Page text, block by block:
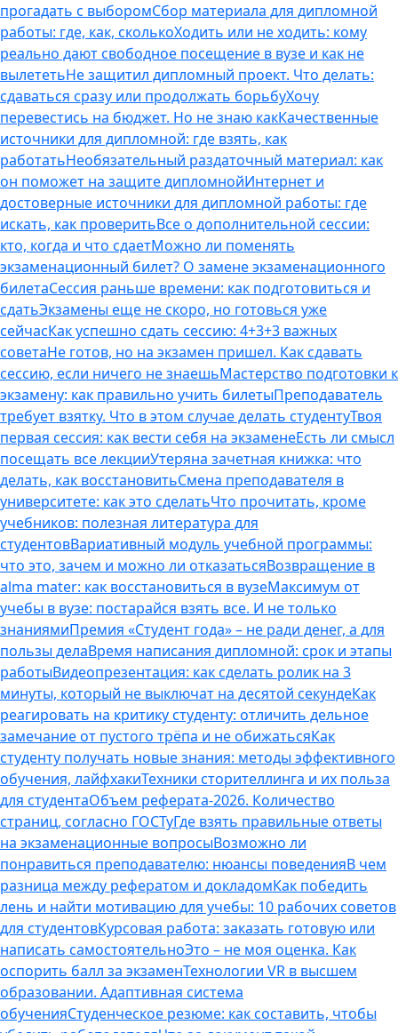
прогадать с выборомСбор материала для дипломной
работы: где, как, сколькоХодить или не ходить: кому
реально дают свободное посещение в вузе и как не
вылететьНе защитил дипломный проект. Что делать:
сдаваться сразу или продолжать борьбуХочу
перевестись на бюджет. Но не знаю какКачественные
источники для дипломной: где взять, как
работатьНеобязательный раздаточный материал: как
он поможет на защите дипломнойИнтернет и
достоверные источники для дипломной работы: где
искать, как проверитьВсе о дополнительной сессии:
кто, когда и что сдаетМожно ли поменять
экзаменационный билет? О замене экзаменационного
билетаСессия раньше времени: как подготовиться и
сдатьЭкзамены еще не скоро, но готовься уже
сейчасКак успешно сдать сессию: 4+3+3 важных
советаНе готов, но на экзамен пришел. Как сдавать
сессию, если ничего не знаешьМастерство подготовки к
экзамену: как правильно учить билетыПреподаватель
требует взятку. Что в этом случае делать студентуТвоя
первая сессия: как вести себя на экзаменеЕсть ли смысл
посещать все лекцииУтеряна зачетная книжка: что
делать, как восстановитьСмена преподавателя в
университете: как это сделатьЧто прочитать, кроме
учебников: полезная литература для
студентовВариативный модуль учебной программы:
что это, зачем и можно ли отказатьсяВозвращение в
alma mater: как восстановиться в вузеМаксимум от
учебы в вузе: постарайся взять все. И не только
знаниямиПремия «Студент года» – не ради денег, а для
пользы делаВремя написания дипломной: срок и этапы
работыВидеопрезентация: как сделать ролик на 3
минуты, который не выключат на десятой секундеКак
реагировать на критику студенту: отличить дельное
замечание от пустого трёпа и не обижатьсяКак
студенту получать новые знания: методы эффективного
обучения, лайфхакиТехники сторителлинга и их польза
для студентаОбъем реферата-2026. Количество
страниц, согласно ГОСТуГде взять правильные ответы
на экзаменационные вопросыВозможно ли
понравиться преподавателю: нюансы поведенияВ чем
разница между рефератом и докладомКак победить
лень и найти мотивацию для учебы: 10 рабочих советов
для студентовКурсовая работа: заказать готовую или
написать самостоятельноЭто – не моя оценка. Как
оспорить балл за экзаменТехнологии VR в высшем
образовании. Адаптивная система
обученияСтуденческое резюме: как составить, чтобы